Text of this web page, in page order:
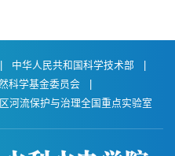
中华人民共和国科学技术部
科学基金委员会
河流保护与治理全国重点实验室